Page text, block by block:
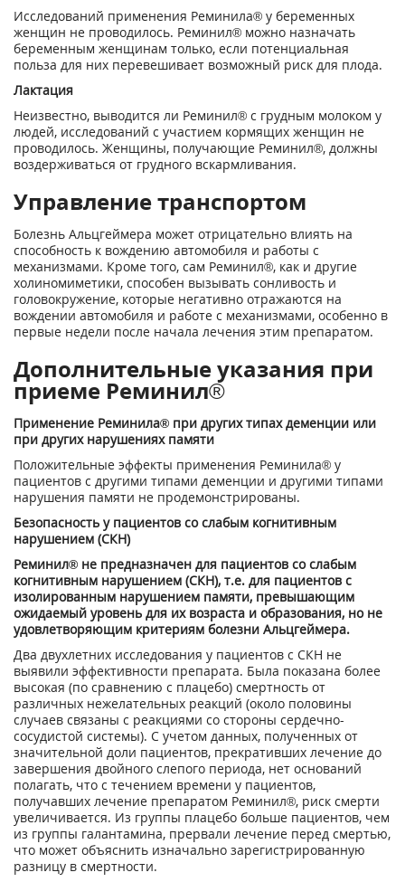
Исследований применения Реминила® у беременных
женщин не проводилось. Реминил® можно назначать
беременным женщинам только, если потенциальная
польза для них перевешивает возможный риск для плода.
Лактация
Неизвестно, выводится ли Реминил® с грудным молоком у
людей, исследований с участием кормящих женщин не
проводилось. Женщины, получающие Реминил®, должны
воздерживаться от грудного вскармливания.
Управление транспортом
Болезнь Альцгеймера может отрицательно влиять на
способность к вождению автомобиля и работы с
механизмами. Кроме того, сам Реминил®, как и другие
холиномиметики, способен вызывать сонливость и
головокружение, которые негативно отражаются на
вождении автомобиля и работе с механизмами, особенно в
первые недели после начала лечения этим препаратом.
Дополнительные указания при
приеме Реминил®
Применение Реминила® при других типах деменции или
при других нарушениях памяти
Положительные эффекты применения Реминила® у
пациентов с другими типами деменции и другими типами
нарушения памяти не продемонстрированы.
Безопасность у пациентов со слабым когнитивным
нарушением (СКН)
Реминил® не предназначен для пациентов со слабым
когнитивным нарушением (СКН), т.е. для пациентов с
изолированным нарушением памяти, превышающим
ожидаемый уровень для их возраста и образования, но не
удовлетворяющим критериям болезни Альцгеймера.
Два двухлетних исследования у пациентов с СКН не
выявили эффективности препарата. Была показана более
высокая (по сравнению с плацебо) смертность от
различных нежелательных реакций (около половины
случаев связаны с реакциями со стороны сердечно-
сосудистой системы). С учетом данных, полученных от
значительной доли пациентов, прекративших лечение до
завершения двойного слепого периода, нет оснований
полагать, что с течением времени у пациентов,
получавших лечение препаратом Реминил®, риск смерти
увеличивается. Из группы плацебо больше пациентов, чем
из группы галантамина, прервали лечение перед смертью,
что может объяснить изначально зарегистрированную
разницу в смертности.